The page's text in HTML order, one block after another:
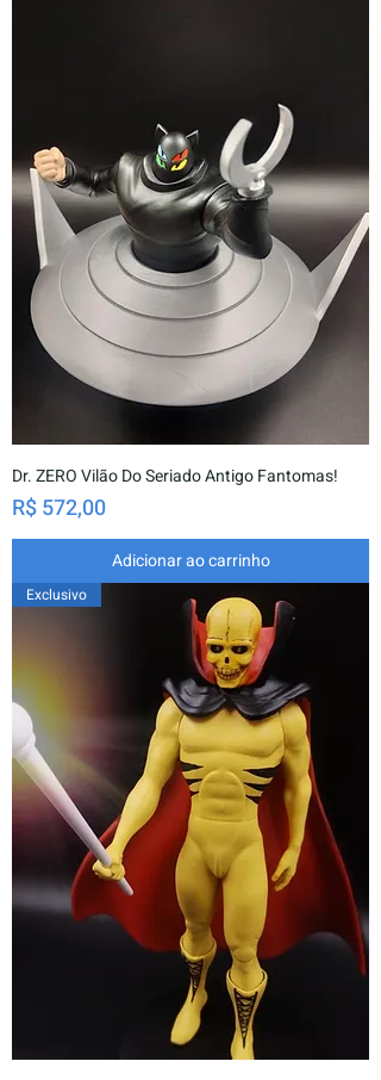
Dr. ZERO Vilão Do Seriado Antigo Fantomas!
Preço
R$ 572,00
Adicionar ao carrinho
Exclusivo